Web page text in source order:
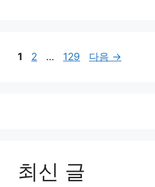
페
1
페
2 …
페
129 다음 →
최신 글